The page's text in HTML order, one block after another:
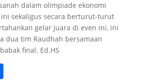
dalam olimpiade ekonomi
sekaligus secara berturut-turut
gelar juara di even ini, ini
dua tim Raudhah bersamaan
final. Ed.HS
S